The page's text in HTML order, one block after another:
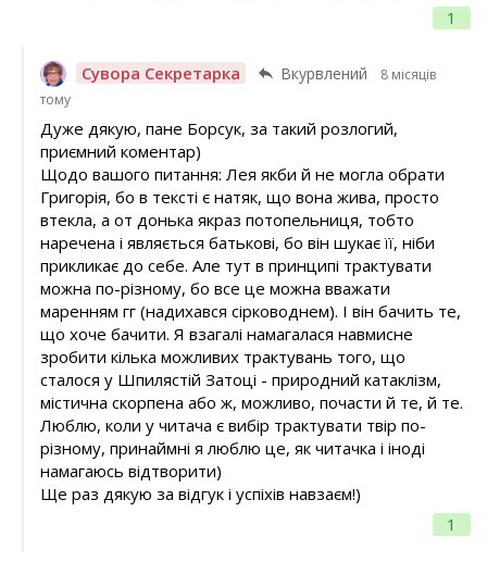
1
Сувора Секретарка Вкурвлений
8 місяців
тому
1
Дуже дякую, пане Борсук, за такий розлогий,
приємний коментар)
Щодо вашого питання: Лея якби й не могла обрати
Григорія, бо в тексті є натяк, що вона жива, просто
втекла, а от донька якраз потопельниця, тобто
наречена і являється батькові, бо він шукає її, ніби
прикликає до себе. Але тут в принципі трактувати
можна по-різному, бо все це можна вважати
маренням гг (надихався сірководнем). І він бачить те,
що хоче бачити. Я взагалі намагалася навмисне
зробити кілька можливих трактувань того, що
сталося у Шпилястій Затоці - природний катаклізм,
містична скорпена або ж, можливо, почасти й те, й те.
Люблю, коли у читача є вибір трактувати твір по-
різному, принаймні я люблю це, як читачка і іноді
намагаюсь відтворити)
Ще раз дякую за відгук і успіхів навзаєм!)